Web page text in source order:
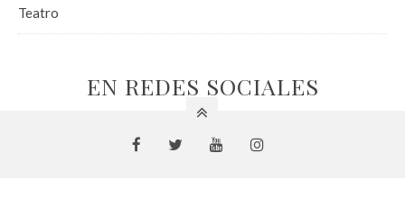
Teatro
EN REDES SOCIALES